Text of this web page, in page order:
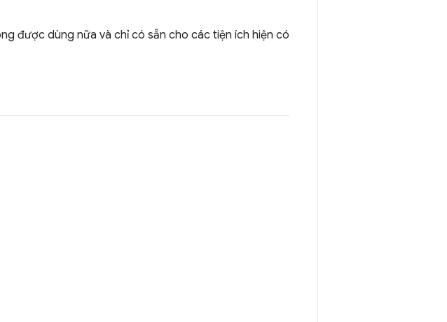
được dùng nữa và chỉ có sẵn cho các tiện ích hiện có